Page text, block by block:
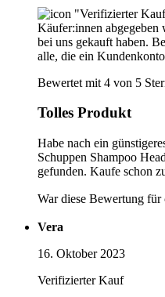
"Verifizierter
Käufer:innen abgegeben
bei uns gekauft haben.
alle, die ein
Bewertet mit 4 von 5
Tolles Produkt
Habe nach ein
Schuppen Shampoo
gefunden. Kaufe schon
War diese Bewertung
Vera
16. Oktober 2023
Verifizierter Kauf